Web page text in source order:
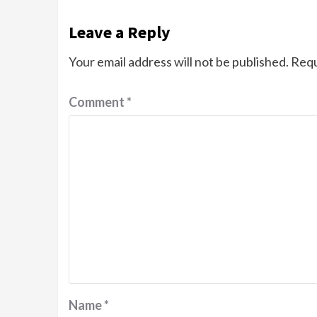
Leave a Reply
Your email address will not be published.
Comment*
Name*